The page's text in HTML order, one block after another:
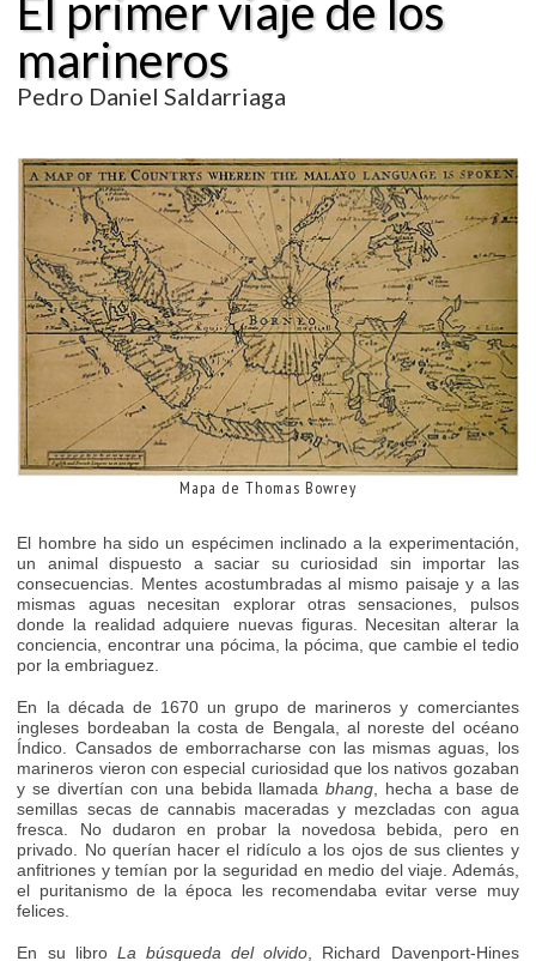
marineros
Pedro Daniel Saldarriaga
Mapa de Thomas Bowrey
El hombre ha sido un espécimen inclinado a la experimentación,
un animal dispuesto a saciar su curiosidad sin importar las
consecuencias. Mentes acostumbradas al mismo paisaje y a las
mismas aguas necesitan explorar otras sensaciones, pulsos
donde la realidad adquiere nuevas figuras. Necesitan alterar la
conciencia, encontrar una pócima, la pócima, que cambie el tedio
por la embriaguez.
En la década de 1670 un grupo de marineros y comerciantes
ingleses bordeaban la costa de Bengala, al noreste del océano
Índico. Cansados de emborracharse con las mismas aguas, los
marineros vieron con especial curiosidad que los nativos gozaban
y se divertían con una bebida llamadabhang , hecha a base de
semillas secas de cannabis maceradas y mezcladas con agua
fresca. No dudaron en probar la novedosa bebida, pero en
privado. No querían hacer el ridículo a los ojos de sus clientes y
anfitriones y temían por la seguridad en medio del viaje. Además,
el puritanismo de la época les recomendaba evitar verse muy
felices.
En su libro La búsqueda del olvido , Richard Davenport-Hines